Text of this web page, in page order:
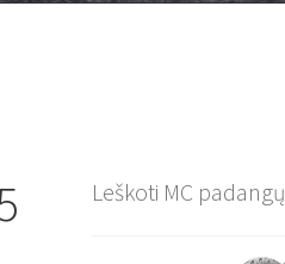
Leškoti MC padangų